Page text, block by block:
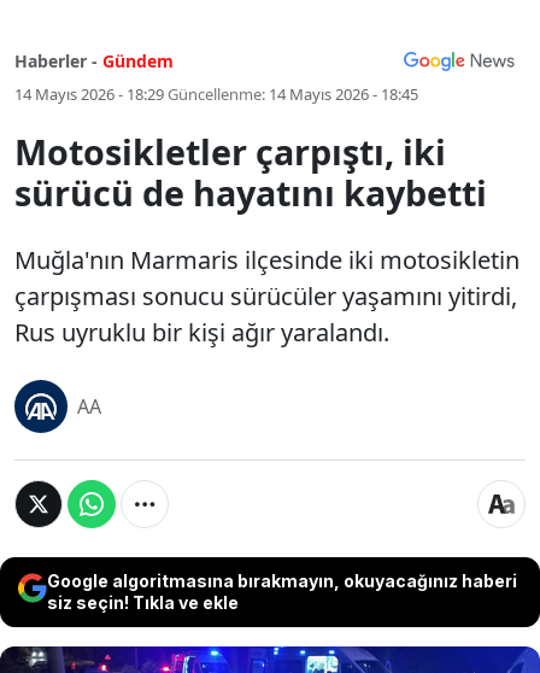
Haberler - Gündem
14 Mayıs 2026 - 18:29Güncellenme: 14 Mayıs 2026 - 18:45
Motosikletler çarpıştı, iki
sürücü de hayatını kaybetti
Muğla'nın Marmaris ilçesinde iki motosikletin
çarpışması sonucu sürücüler yaşamını yitirdi,
Rus uyruklu bir kişi ağır yaralandı.
AA
Google algoritmasına bırakmayın, okuyacağınız haberi
siz seçin! Tıkla ve ekle